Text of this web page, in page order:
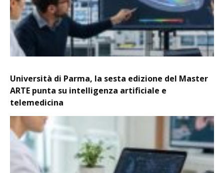
Università di Parma, la sesta edizione del Master
ARTE punta su intelligenza artificiale e
telemedicina